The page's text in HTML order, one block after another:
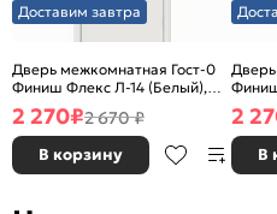
Доставим завтра
Дверь межкомнатная Гост-0
Финиш Флекс Л-14 (Белый),
глухая, каркасно-щитовая
2 270₽2 670 ₽
В корзину
2
В